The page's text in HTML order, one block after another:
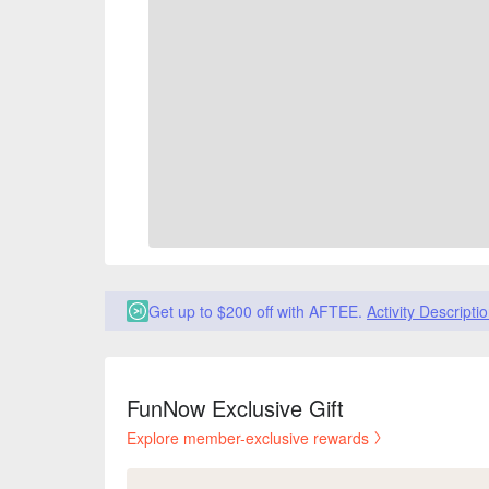
Get up to $200 off with AFTEE. Activity
FunNow Exclusive Gift
Explore member-exclusive rewards